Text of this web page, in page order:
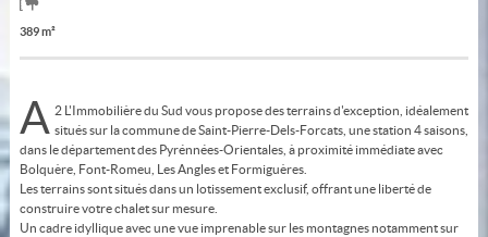
389 m²
A 2 L'Immobilière du Sud vous propose des terrains d'exception, idéalement
situés sur la commune de Saint-Pierre-Dels-Forcats, une station 4 saisons,
dans le département des Pyrénnées-Orientales, à proximité immédiate avec
Bolquère, Font-Romeu, Les Angles et Formiguères.
Les terrains sont situés dans un lotissement exclusif, offrant une liberté de
construire votre chalet sur mesure.
Un cadre idyllique avec une vue imprenable sur les montagnes notamment sur